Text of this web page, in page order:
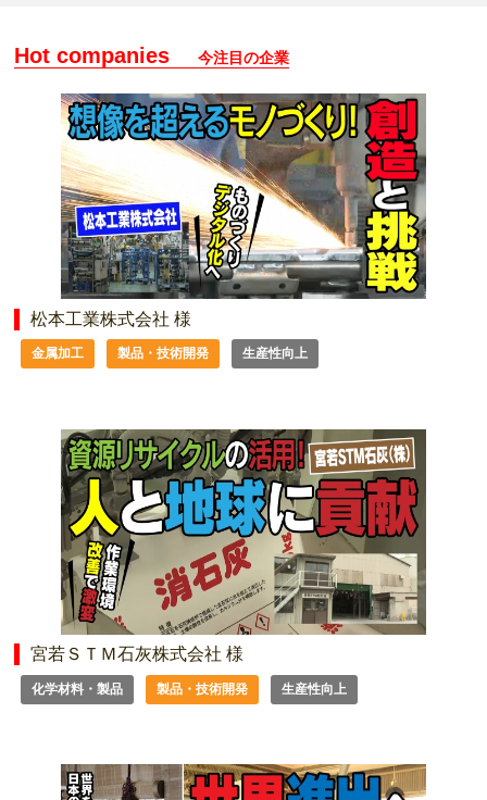
Hot companies 今注目の企業
松本工業株式会社 様
金属加工 製品・技術開発 生産性向上
宮若ＳＴＭ石灰株式会社 様
化学材料・製品 製品・技術開発 生産性向上